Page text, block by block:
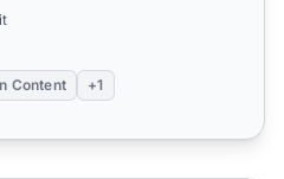
Content +1